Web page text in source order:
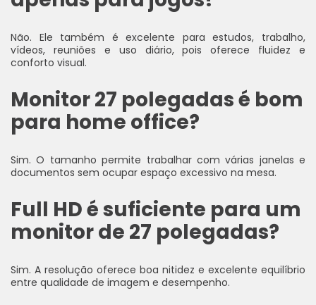
Não. Ele também é excelente para estudos, trabalho,
vídeos, reuniões e uso diário, pois oferece fluidez e
conforto visual.
Monitor 27 polegadas é bom
para home office?
Sim. O tamanho permite trabalhar com várias janelas e
documentos sem ocupar espaço excessivo na mesa.
Full HD é suficiente para um
monitor de 27 polegadas?
Sim. A resolução oferece boa nitidez e excelente equilíbrio
entre qualidade de imagem e desempenho.